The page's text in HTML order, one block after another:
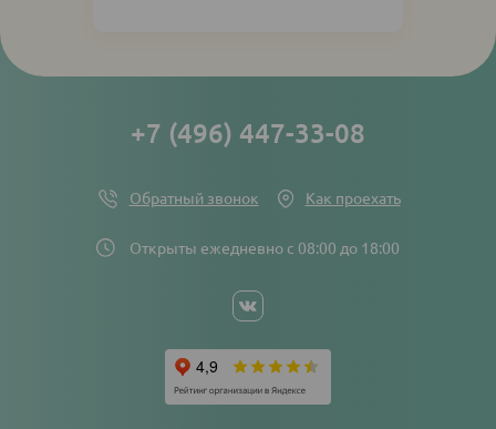
Открыты ежедневно с 08:00 до 18:00
+7 (496) 447-33-08
Обратный звонок Как проехать
Social
links